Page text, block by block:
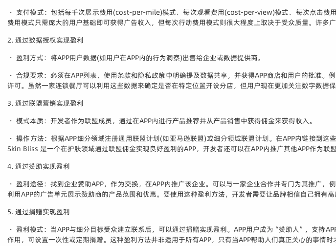
・ 支付模式：包括每千次展示费用(cost-per-mile)模式、每次观看费用(cost-per-view)模式、每次点击
费用模式只需庞大的用户基础即可获得广告收入，但每次行动费用模式则很大程度上取决于受众质量。许多
2. 通过数据授权实现盈利
・ 盈利方式：将APP用户数据(如用户在APP内的行为洞察)出售给企业或数据提供商。
・ 合规要求：必须在APP列表、使用条款和隐私政策中明确提及数据共享，并获得APP商店和用户的批准
许可。虽然一家连锁餐厅可以利用这些数据来确定是否在特定位置开设分店，但用户现在更加关注数字数据
3. 通过联盟营销实现盈利
・ 模式本质：开发者作为联盟成员，通过在APP内进行产品推荐并从产品销售中获得佣金来获得收入。
・ 操作方法：根据APP细分领域注册通用联盟计划(如亚马逊联盟)或细分领域联盟计划。在APP内链接到
Skin Bliss 是一个在护肤领域通过联盟佣金实现良好盈利的APP，开发者还可以在APP内推广其他APP作为联
4. 通过赞助实现盈利
・ 盈利途径：找到企业赞助APP，作为交换，在APP内推广该企业。可以与一家企业合作并专门为其推广
利用APP的广告单元展示赞助商的产品范围和优惠。要使用这种盈利方法，开发者需要让品牌相信自己拥有高
5. 通过捐赠实现盈利
・ 盈利模式：当APP与细分目标受众建立联系后，可以通过捐赠实现盈利。APP用户成为“赞助人”，支持
作用，可设置一次性或定期捐赠。这种盈利方法并非适用于所有APP，只有当APP帮助人们真正关心的事情时